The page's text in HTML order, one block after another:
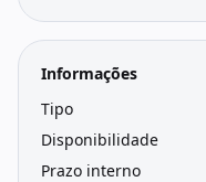
Informações
Tipo
Disponibilidade
Prazo interno